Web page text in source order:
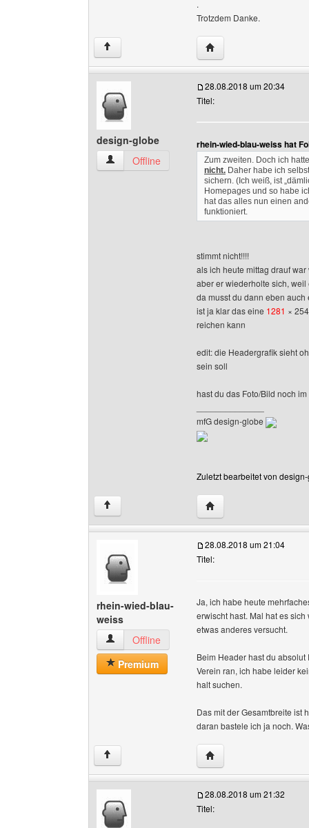
.
Trotzdem Danke.
↑ Website dieses
design-globe
design-globe Benutzer-Profile anzeigen
Offline
28.08.2018 um 20:34
Titel:
rhein-wied-blau-weiss hat
Zum zweiten. Doch ich
nicht. Daher habe ich
sichern. (Ich weiß, ist
Homepages und so habe
hat das alles nun einen
funktioniert.
stimmt nicht!!!!
als ich heute mittag drauf
aber er wiederholte sich,
da musst du dann eben
ist ja klar das eine 1281 ×
reichen kann
edit: die Headergrafik sieht
sein soll
hast du das Foto/Bild noch
mfG design-globe
Zuletzt bearbeitet von
↑ Website dieses
rhein-wied-blau-
weiss
rhein-wied-blau-weiss Benutzer-Profile
Offline
Premium
28.08.2018 um 21:04
Titel:
Ja, ich habe heute
erwischt hast. Mal hat es
etwas anderes versucht.
Beim Header hast du
Verein ran, ich habe leider
halt suchen.
Das mit der Gesamtbreite ist
daran bastele ich ja noch.
↑ Website dieses
28.08.2018 um 21:32
Titel: